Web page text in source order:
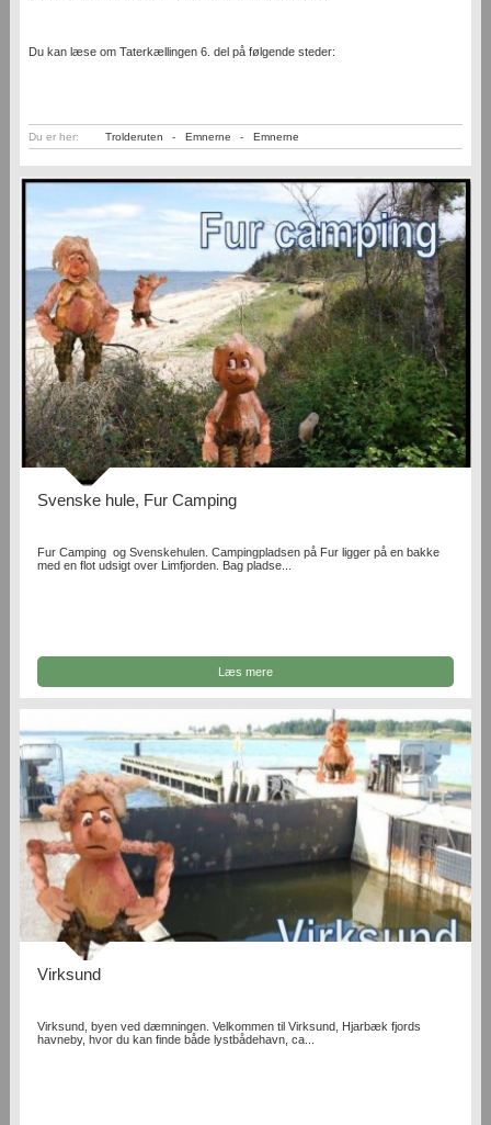
Du kan læse om Taterkællingen 6. del på følgende steder:
Du er her: Trolderuten - Emnerne - Emnerne
Svenske hule, Fur Camping
Fur Camping og Svenskehulen. Campingpladsen på Fur ligger på en bakke
med en flot udsigt over Limfjorden. Bag pladse...
Læs mere
Virksund
Virksund, byen ved dæmningen. Velkommen til Virksund, Hjarbæk fjords
havneby, hvor du kan finde både lystbådehavn, ca...